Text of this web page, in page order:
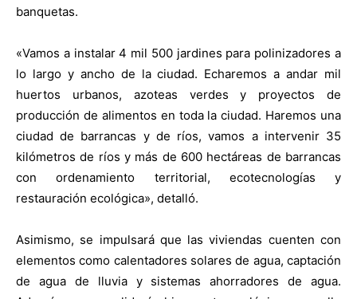
banquetas.
«Vamos a instalar 4 mil 500 jardines para polinizadores a
lo largo y ancho de la ciudad. Echaremos a andar mil
huertos urbanos, azoteas verdes y proyectos de
producción de alimentos en toda la ciudad. Haremos una
ciudad de barrancas y de ríos, vamos a intervenir 35
kilómetros de ríos y más de 600 hectáreas de barrancas
con ordenamiento territorial, ecotecnologías y
restauración ecológica», detalló.
Asimismo, se impulsará que las viviendas cuenten con
elementos como calentadores solares de agua, captación
de agua de lluvia y sistemas ahorradores de agua.